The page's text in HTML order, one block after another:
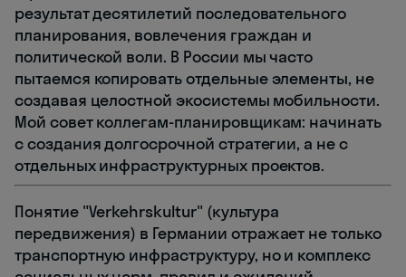
результат десятилетий последовательного
планирования, вовлечения граждан и
политической воли. В России мы часто
пытаемся копировать отдельные элементы, не
создавая целостной экосистемы мобильности.
Мой совет коллегам-планировщикам: начинать
с создания долгосрочной стратегии, а не с
отдельных инфраструктурных проектов.
Понятие "Verkehrskultur" (культура
передвижения) в Германии отражает не только
транспортную инфраструктуру, но и комплекс